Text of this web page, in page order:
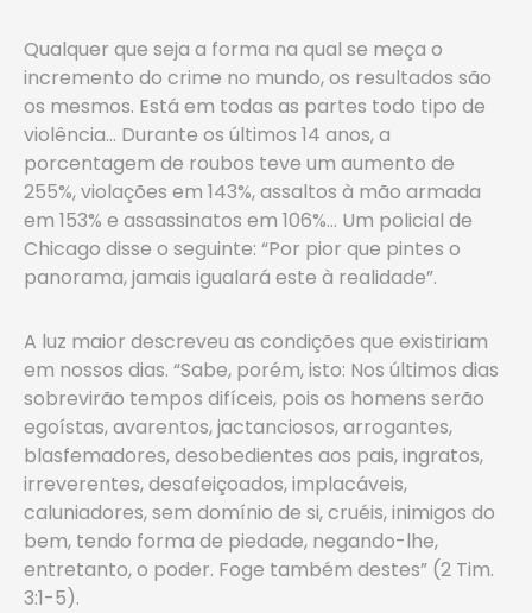
Qualquer que seja a forma na qual se meça o
incremento do crime no mundo, os resultados são
os mesmos. Está em todas as partes todo tipo de
violência… Durante os últimos 14 anos, a
porcentagem de roubos teve um aumento de
255%, violações em 143%, assaltos à mão armada
em 153% e assassinatos em 106%… Um policial de
Chicago disse o seguinte: “Por pior que pintes o
panorama, jamais igualará este à realidade”.
A luz maior descreveu as condições que existiriam
em nossos dias. “Sabe, porém, isto: Nos últimos dias
sobrevirão tempos difíceis, pois os homens serão
egoístas, avarentos, jactanciosos, arrogantes,
blasfemadores, desobedientes aos pais, ingratos,
irreverentes, desafeiçoados, implacáveis,
caluniadores, sem domínio de si, cruéis, inimigos do
bem, tendo forma de piedade, negando-lhe,
entretanto, o poder. Foge também destes” (2 Tim.
3:1-5).